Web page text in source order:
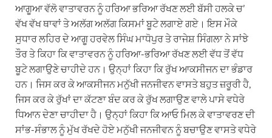
ਆਗੂਆ ਵੱਲੋ ਵਾਤਾਵਰਨ ਨੂੰ ਹਰਿਆ ਭਰਿਆ ਰੱਖਣ ਲਈ ਬੱਸੀ ਹਲਕੇ ਚ’
ਵੱਖ ਵੱਖ ਥਾਵਾਂ ਤੇ ਅਲੱਗ ਅਲੱਗ ਕਿਸਮਾਂ ਬੂਟੇ ਲਗਾਏ ਗਏ। ਇਸ ਮੌਕੇ
ਸੁਧਾਰ ਲਹਿਰ ਦੇ ਆਗੂ ਹਰਵੇਲ ਸਿੰਘ ਮਾਧੋਪੁਰ ਤੇ ਰਾਜੇਸ਼ ਸਿੰਗਲਾ ਨੇ ਸਾਂਝੇ
ਤੌਰ ਤੇ ਕਿਹਾ ਕਿ ਵਾਤਾਵਰਨ ਨੂੰ ਹਰਿਆ-ਭਰਿਆ ਰੱਖਣ ਲਈ ਵੱਧ ਤੋਂ ਵੱਧ
ਬੂਟੇ ਲਗਾਉਣੇ ਚਾਹੀਦੇ ਹਨ। ਉਨ੍ਹਾਂ ਕਿਹਾ ਕਿ ਰੁੱਖ ਆਕਸੀਜਨ ਦਾ ਭੰਡਾਰ
ਹਨ। ਜਿਸ ਕਰ ਕੇ ਆਕਸੀਜਨ ਮਨੁੱਖੀ ਜਨਜੀਵਨ ਵਾਸਤੇ ਬਹੁਤ ਜ਼ਰੂਰੀ ਹੈ,
ਜਿਸ ਕਰ ਕੇ ਰੁੱਖਾਂ ਦਾ ਕੱਟਣਾ ਬੰਦ ਕਰ ਕੇ ਰੁੱਖ ਲਗਾਉਣ ਵਾਲੇ ਪਾਸੇ ਵਧੇਰੇ
ਧਿਆਨ ਦੇਣਾ ਚਾਹੀਦਾ ਹੈ। ਉਨ੍ਹਾਂ ਕਿਹਾ ਕਿ ਆਓ ਮਿਲ ਕੇ ਵਾਤਾਵਰਣ ਦੀ
ਸਾਂਭ-ਸੰਭਾਲ ਨੂੰ ਮੁੱਖ ਰੱਖਦੇ ਹੋਏ ਮਨੁੱਖੀ ਜਨਜੀਵਨ ਨੂੰ ਬਚਾਉਣ ਵਾਸਤੇ ਵਧੇਰੇ